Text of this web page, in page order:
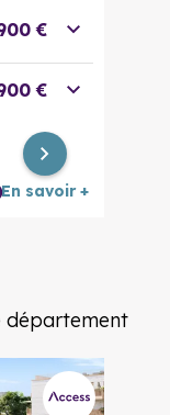
€
€
En savoir +
département